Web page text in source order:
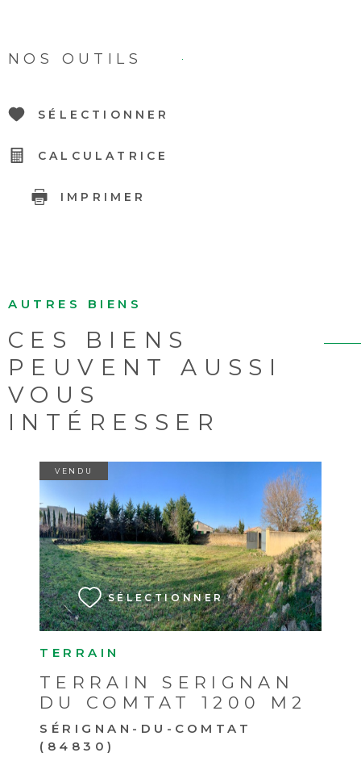
NOS OUTILS
SÉLECTIONNER
CALCULATRICE
IMPRIMER
AUTRES BIENS
CES BIENS
PEUVENT AUSSI
VOUS
INTÉRESSER
TERRAIN
TERRAIN SERIGNAN
DU COMTAT 1200 M2
SÉRIGNAN-DU-COMTAT
(84830)
VENDU
SÉLECTIONNER
VOIR LE BIEN